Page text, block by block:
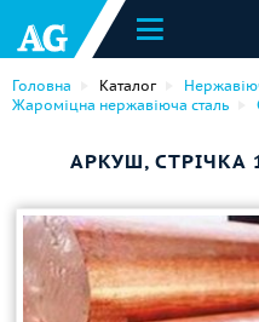
Головна Каталог
Жароміцна нержавіюча сталь
АРКУШ, СТРІЧКА